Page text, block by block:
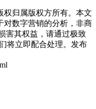
权归属版权方所有。本文
对数字营销的分析，非商
害其权益，请通过极致
将立即配合处理。发布